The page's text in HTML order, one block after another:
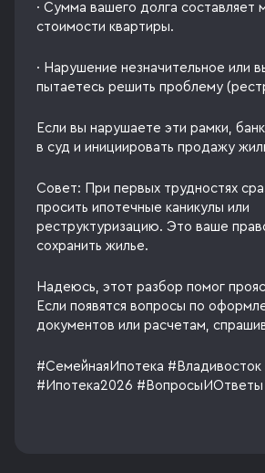
· Сумма вашего долга составляет
стоимости квартиры.
· Нарушение незначительное или
пытаетесь решить проблему
Если вы нарушаете эти рамки,
в суд и инициировать продажу
Совет: При первых трудностях
просить ипотечные каникулы или
реструктуризацию. Это ваше
сохранить жилье.
Надеюсь, этот разбор помог
Если появятся вопросы по
документов или расчетам,
#СемейнаяИпотека
#Ипотека2026 #ВопросыИОтветы